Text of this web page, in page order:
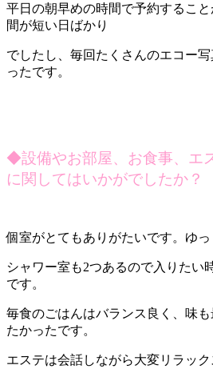
平日の朝早めの時間で予約するこ
間が短い日ばかり
でしたし、毎回たくさんのエコー
ったです。
◆設備やお部屋、お食事、エ
に関してはいかがでしたか？
個室がとてもありがたいです。ゆっ
シャワー室も2つあるので入りたい
です。
毎食のごはんはバランス良く、味
たかったです。
エステは会話しながら大変リラッ